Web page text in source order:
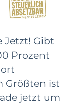
Jetzt! Gibt
Prozent
Größten ist
jetzt um